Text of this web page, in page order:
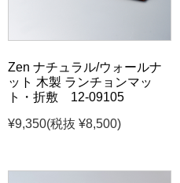
Zen ナチュラル/ウォールナ
ット 木製 ランチョンマッ
ト・折敷 12-09105
¥9,350(税抜 ¥8,500)